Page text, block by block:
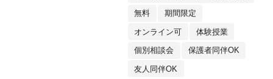
無料 期間限定
オンライン可 体験授業
個別相談会 保護者同伴OK
友人同伴OK